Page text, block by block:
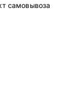
самовывоза